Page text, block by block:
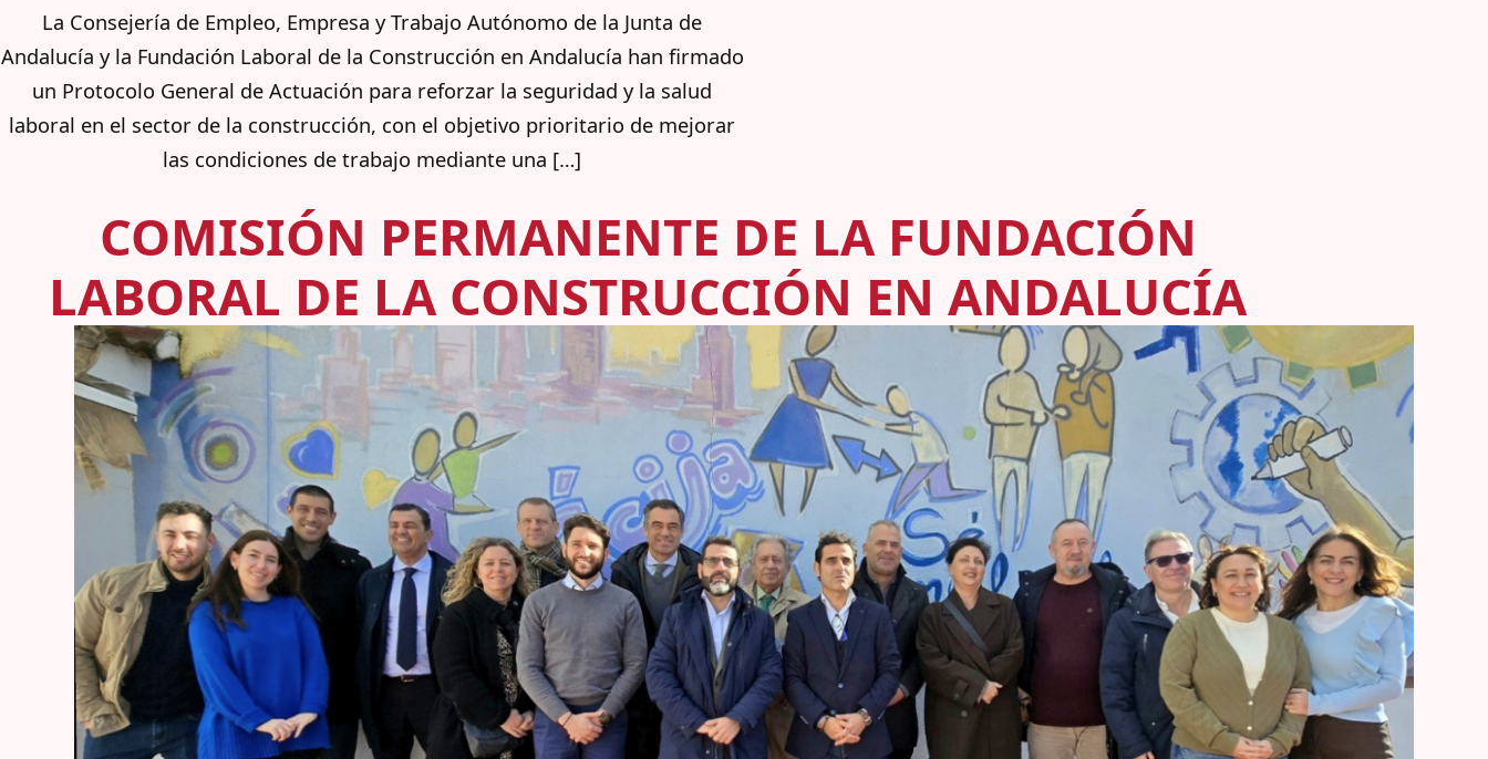
La Consejería de Empleo, Empresa y Trabajo Autónomo de la Junta de
Andalucía y la Fundación Laboral de la Construcción en Andalucía han firmado
un Protocolo General de Actuación para reforzar la seguridad y la salud
laboral en el sector de la construcción, con el objetivo prioritario de mejorar
las condiciones de trabajo mediante una […]
COMISIÓN PERMANENTE DE LA FUNDACIÓN
LABORAL DE LA CONSTRUCCIÓN EN ANDALUCÍA